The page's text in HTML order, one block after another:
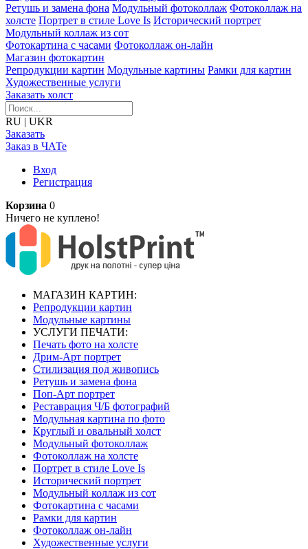
Ретушь и замена фона Модульный фотоколлаж Фотоколлаж на
холсте Портрет в стиле Love Is Исторический портрет
Модульный коллаж из сот
Фотокартина с часами Фотоколлаж он-лайн
Магазин фотокартин
Репродукции картин Модульные картины Рамки для картин
Художественные услуги
Заказать холст
RU | UKR
Заказать
Заказ в ЧАТе
Вход
Регистрация
Корзина 0
Ничего не куплено!
МАГАЗИН КАРТИН:
Репродукции картин
Модульные картины
УСЛУГИ ПЕЧАТИ:
Печать фото на холсте
Дрим-Арт портрет
Стилизация под живопись
Ретушь и замена фона
Поп-Арт портрет
Реставрация Ч/Б фотографий
Модульная картина по фото
Круглый и овальный холст
Модульный фотоколлаж
Фотоколлаж на холсте
Портрет в стиле Love Is
Исторический портрет
Модульный коллаж из сот
Фотокартина с часами
Рамки для картин
Фотоколлаж он-лайн
Художественные услуги